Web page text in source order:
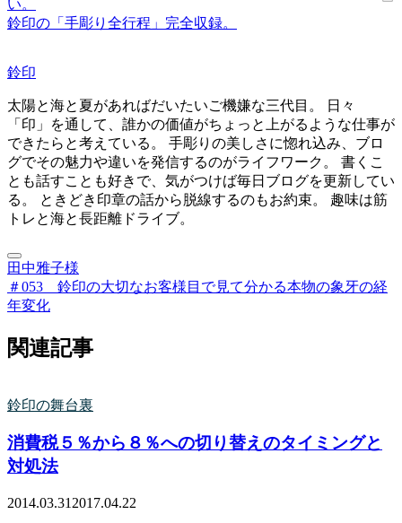
い。
鈴印の「手彫り全行程」完全収録。
鈴印
太陽と海と夏があればだいたいご機嫌な三代目。 日々
「印」を通して、誰かの価値がちょっと上がるような仕事が
できたらと考えている。 手彫りの美しさに惚れ込み、ブロ
グでその魅力や違いを発信するのがライフワーク。 書くこ
とも話すことも好きで、気がつけば毎日ブログを更新してい
る。 ときどき印章の話から脱線するのもお約束。 趣味は筋
トレと海と長距離ドライブ。
田中雅子様
＃053 鈴印の大切なお客様 目で見て分かる本物の象牙の経
年変化
関連記事
鈴印の舞台裏
消費税５％から８％への切り替えのタイミングと
対処法
2014.03.31 2017.04.22